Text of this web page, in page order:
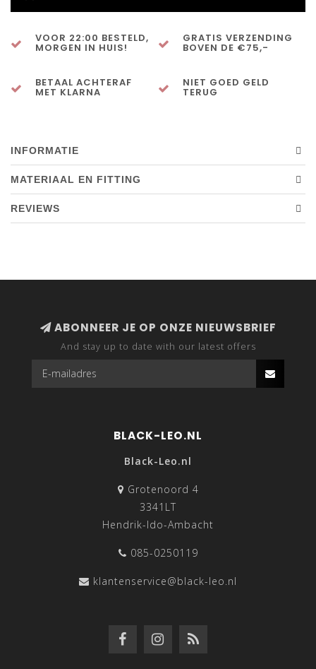
VOOR 22:00 BESTELD,
MORGEN IN HUIS!
GRATIS VERZENDING
BOVEN DE €75,-
BETAAL ACHTERAF
MET KLARNA
NIET GOED GELD
TERUG
INFORMATIE
MATERIAAL EN FITTING
REVIEWS
ABONNEER JE OP ONZE NIEUWSBRIEF
And stay up to date with our latest offers
BLACK-LEO.NL
Black-Leo.nl
Grotenoord 4
3341LT
Hendrik-Ido-Ambacht
085-0250119
klantenservice@black-leo.nl